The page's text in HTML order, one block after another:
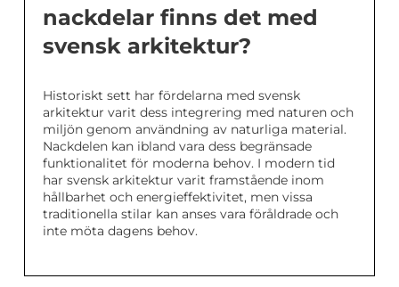
nackdelar finns det med
svensk arkitektur?
Historiskt sett har fördelarna med svensk
arkitektur varit dess integrering med naturen och
miljön genom användning av naturliga material.
Nackdelen kan ibland vara dess begränsade
funktionalitet för moderna behov. I modern tid
har svensk arkitektur varit framstående inom
hållbarhet och energieffektivitet, men vissa
traditionella stilar kan anses vara föråldrade och
inte möta dagens behov.